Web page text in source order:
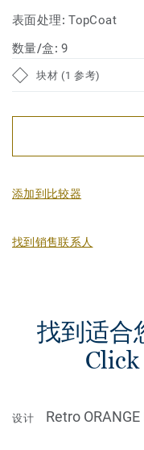
表面处理:TopCoat
数量/盒:9
块材 (1 参考)
添加到比较器
找到销售联系人
找到适合
Click
设计 Retro ORANGE